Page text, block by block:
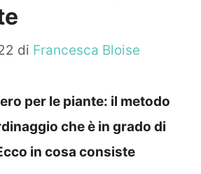
di Francesca Bloise
per le piante: il metodo
che è in grado di
in cosa consiste